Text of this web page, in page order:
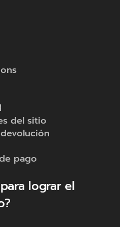
sobre el
de Simmons
Erica Firm
firmeza superior, ideal
soporte sólido
estructura extra firme
sin ceder,
correcta de la
quienes buscan un
una sensación de
de un sueño
para brindar
del sitio
pago
lograr el